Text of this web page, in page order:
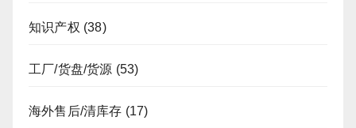
知识产权 (38)
工厂/货盘/货源 (53)
海外售后/清库存 (17)